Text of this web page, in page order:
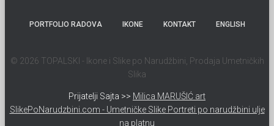
PORTFOLIO RADOVA IKONE KONTAKT ENGLISH
© 2026 TOPALSKI - Ikone i Slike po Narudžbini, Prodaja Umetničkih
Slika
Prijatelji Sajta >> Milica MARUŠIĆ art
SlikePoNarudzbini.com - Umetničke Slike Portreti po narudžbini ulje
na platnu